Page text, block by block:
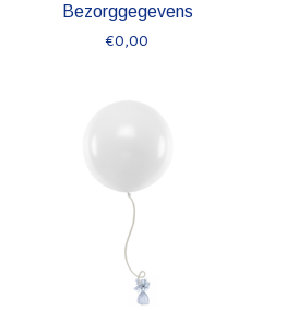
Bezorggegevens
€0,00